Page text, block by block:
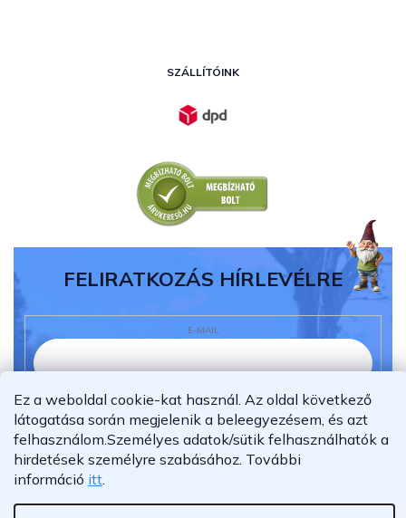
Ez a weboldal cookie-kat használ. Az oldal következő
látogatása során megjelenik a beleegyezésem, és azt
felhasználom.Személyes adatok/sütik felhasználhatók a
hirdetések személyre szabásához. További
információ itt.
SZÁLLÍTÓINK
FELIRATKOZÁS HÍRLEVÉLRE
E-MAIL
Elolvastam és megértettem azadatvédelmi
nyilatkozatot.
Feliratkozás